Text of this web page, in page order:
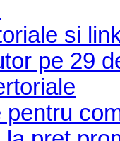
si
pe 29
pentru